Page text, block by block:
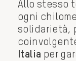
Allo stesso
ogni
solidarietà,
Italia per